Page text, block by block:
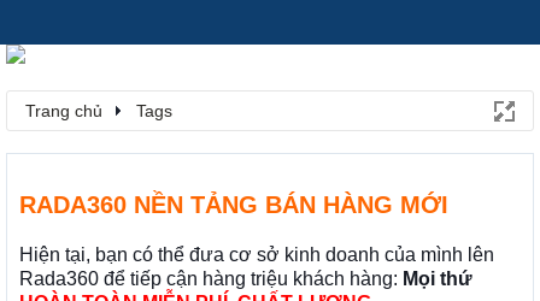
Trang chủ Tags
RADA360 NỀN TẢNG BÁN HÀNG MỚI
Hiện tại, bạn có thể đưa cơ sở kinh doanh của mình lên
Rada360 để tiếp cận hàng triệu khách hàng: Mọi thứ